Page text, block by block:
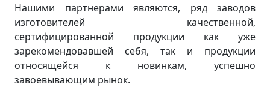
Нашими партнерами являются, ряд заводов
изготовителей качественной,
сертифицированной продукции как уже
зарекомендовавшей себя, так и продукции
относящейся к новинкам, успешно
завоевывающим рынок.